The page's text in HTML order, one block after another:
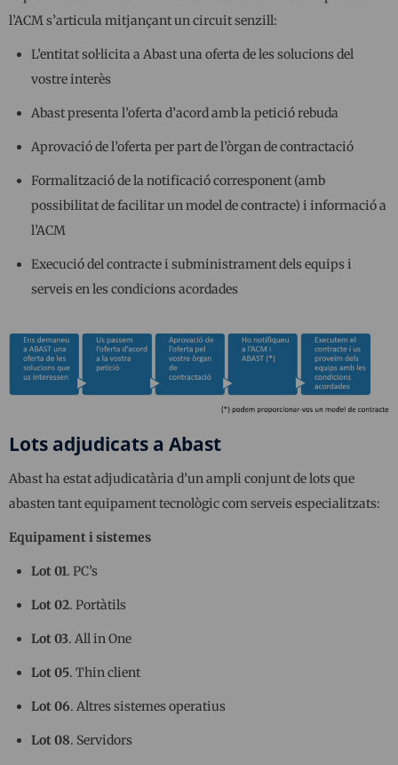
l’ACM s’articula mitjançant un circuit senzill:
L’entitat sol·licita a Abast una oferta de les solucions del
vostre interès
Abast presenta l’oferta d’acord amb la petició rebuda
Aprovació de l’oferta per part de l’òrgan de contractació
Formalització de la notificació corresponent (amb
possibilitat de facilitar un model de contracte) i informació a
l’ACM
Execució del contracte i subministrament dels equips i
serveis en les condicions acordades
Lots adjudicats a Abast
Abast ha estat adjudicatària d’un ampli conjunt de lots que
abasten tant equipament tecnològic com serveis especialitzats:
Equipament i sistemes
Lot 01. PC’s
Lot 02. Portàtils
Lot 03. All in One
Lot 05. Thin client
Lot 06. Altres sistemes operatius
Lot 08. Servidors